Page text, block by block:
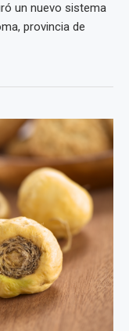
un nuevo sistema
provincia de